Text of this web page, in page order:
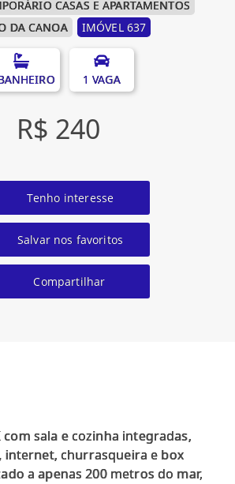
CASAS E APARTAMENTOS
DA CANOA
IMÓVEL 637
1 VAGA
R$ 240
Tenho interesse
Salvar nos favoritos
Compartilhar
com sala e cozinha integradas,
internet, churrasqueira e box
a apenas 200 metros do mar,